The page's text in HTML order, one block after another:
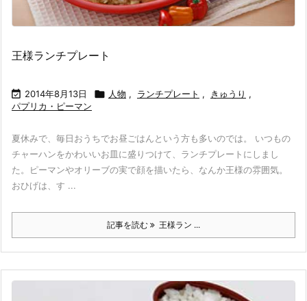
王様ランチプレート
 2014年8月13日  人物 , ランチプレート , きゅうり ,
パプリカ・ピーマン
夏休みで、毎日おうちでお昼ごはんという方も多いのでは。 いつもの
チャーハンをかわいいお皿に盛りつけて、ランチプレートにしまし
た。ピーマンやオリーブの実で顔を描いたら、なんか王様の雰囲気。
おひげは、す ...
記事を読む 王様ラン ...